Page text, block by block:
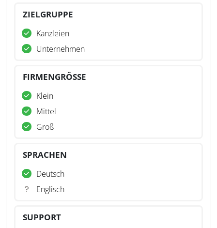
ZIELGRUPPE
Kanzleien
Unternehmen
FIRMENGRÖSSE
Klein
Mittel
Groß
SPRACHEN
Deutsch
Englisch
SUPPORT